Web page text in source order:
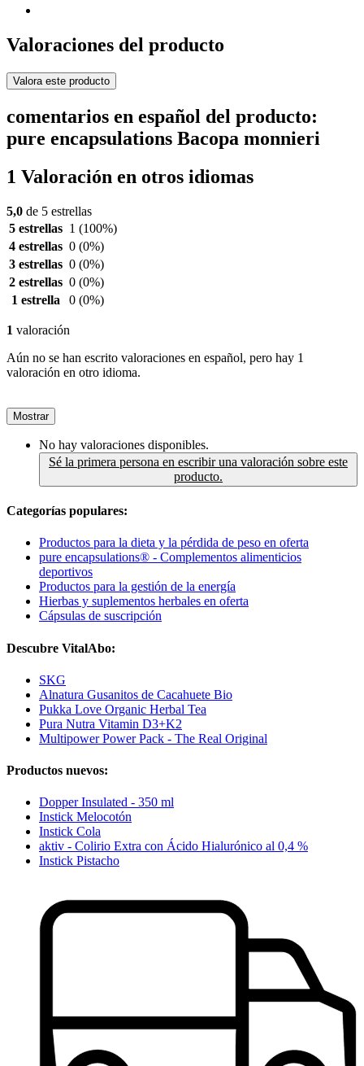
Valoraciones del producto
Valora este producto
comentarios en español del producto:
pure encapsulations Bacopa monnieri
1 Valoración en otros idiomas
5,0 de 5 estrellas
5 estrellas 1 (100%)
4 estrellas 0 (0%)
3 estrellas 0 (0%)
2 estrellas 0 (0%)
1 estrella
0 (0%)
1 valoración
Aún no se han escrito valoraciones en español, pero hay 1
valoración en otro idioma.
Mostrar
No hay valoraciones disponibles.
Sé la primera persona en escribir una valoración sobre este
producto.
Categorías populares:
Productos para la dieta y la pérdida de peso en oferta
pure encapsulations® - Complementos alimenticios
deportivos
Productos para la gestión de la energía
Hierbas y suplementos herbales en oferta
Cápsulas de suscripción
Descubre VitalAbo:
SKG
Alnatura Gusanitos de Cacahuete Bio
Pukka Love Organic Herbal Tea
Pura Nutra Vitamin D3+K2
Multipower Power Pack - The Real Original
Productos nuevos:
Dopper Insulated - 350 ml
Instick Melocotón
Instick Cola
aktiv - Colirio Extra con Ácido Hialurónico al 0,4 %
Instick Pistacho